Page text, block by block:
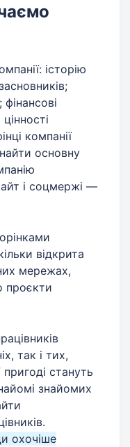
історію
компанії
основну
і соцмержі —
відкрита
мережах,
проєкти
так і тих,
стануть
знайомих
охочіше